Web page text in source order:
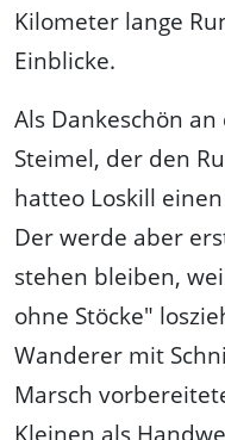
Kilometer lange
Einblicke.
Als Dankeschön
Steimel, der den
hatteo Loskill
Der werde aber
stehen bleiben,
ohne Stöcke"
Wanderer mit
Marsch